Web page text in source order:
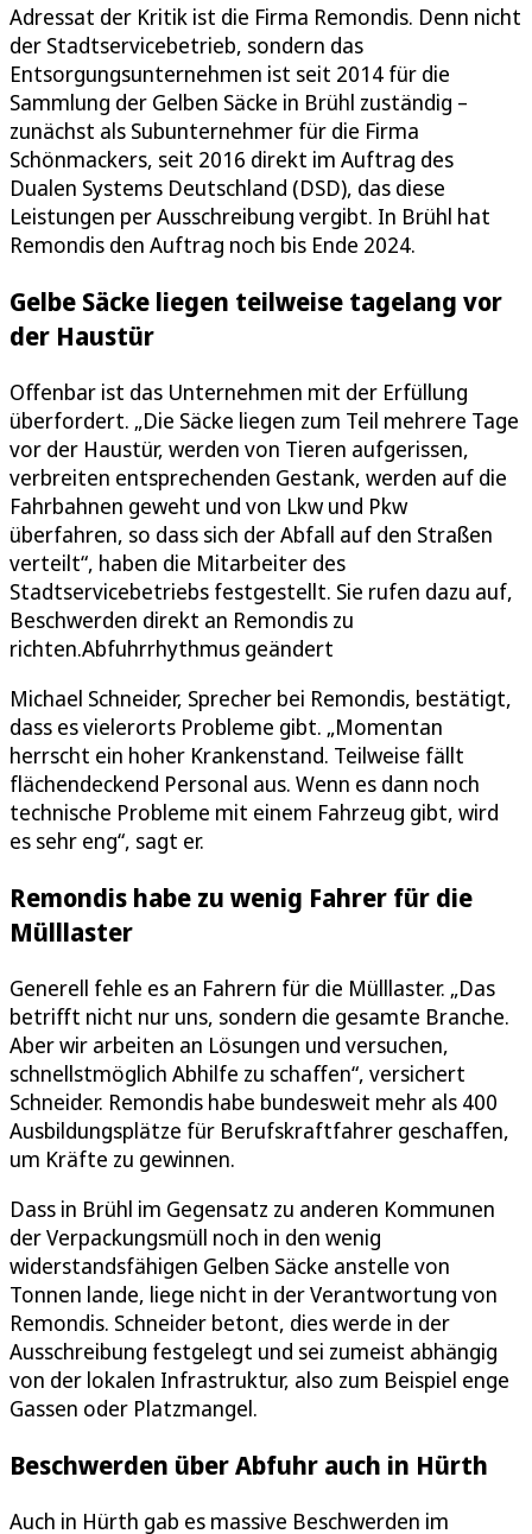
Adressat der Kritik ist die Firma Remondis. Denn nicht
der Stadtservicebetrieb, sondern das
Entsorgungsunternehmen ist seit 2014 für die
Sammlung der Gelben Säcke in Brühl zuständig –
zunächst als Subunternehmer für die Firma
Schönmackers, seit 2016 direkt im Auftrag des
Dualen Systems Deutschland (DSD), das diese
Leistungen per Ausschreibung vergibt. In Brühl hat
Remondis den Auftrag noch bis Ende 2024.
Gelbe Säcke liegen teilweise tagelang vor
der Haustür
Offenbar ist das Unternehmen mit der Erfüllung
überfordert. „Die Säcke liegen zum Teil mehrere Tage
vor der Haustür, werden von Tieren aufgerissen,
verbreiten entsprechenden Gestank, werden auf die
Fahrbahnen geweht und von Lkw und Pkw
überfahren, so dass sich der Abfall auf den Straßen
verteilt“, haben die Mitarbeiter des
Stadtservicebetriebs festgestellt. Sie rufen dazu auf,
Beschwerden direkt an Remondis zu
richten.Abfuhrrhythmus geändert
Michael Schneider, Sprecher bei Remondis, bestätigt,
dass es vielerorts Probleme gibt. „Momentan
herrscht ein hoher Krankenstand. Teilweise fällt
flächendeckend Personal aus. Wenn es dann noch
technische Probleme mit einem Fahrzeug gibt, wird
es sehr eng“, sagt er.
Remondis habe zu wenig Fahrer für die
Mülllaster
Generell fehle es an Fahrern für die Mülllaster. „Das
betrifft nicht nur uns, sondern die gesamte Branche.
Aber wir arbeiten an Lösungen und versuchen,
schnellstmöglich Abhilfe zu schaffen“, versichert
Schneider. Remondis habe bundesweit mehr als 400
Ausbildungsplätze für Berufskraftfahrer geschaffen,
um Kräfte zu gewinnen.
Dass in Brühl im Gegensatz zu anderen Kommunen
der Verpackungsmüll noch in den wenig
widerstandsfähigen Gelben Säcke anstelle von
Tonnen lande, liege nicht in der Verantwortung von
Remondis. Schneider betont, dies werde in der
Ausschreibung festgelegt und sei zumeist abhängig
von der lokalen Infrastruktur, also zum Beispiel enge
Gassen oder Platzmangel.
Beschwerden über Abfuhr auch in Hürth
Auch in Hürth gab es massive Beschwerden im